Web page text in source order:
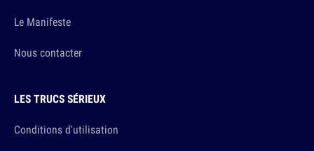
Le Manifeste
Nous contacter
LES TRUCS SÉRIEUX
Conditions d'utilisation